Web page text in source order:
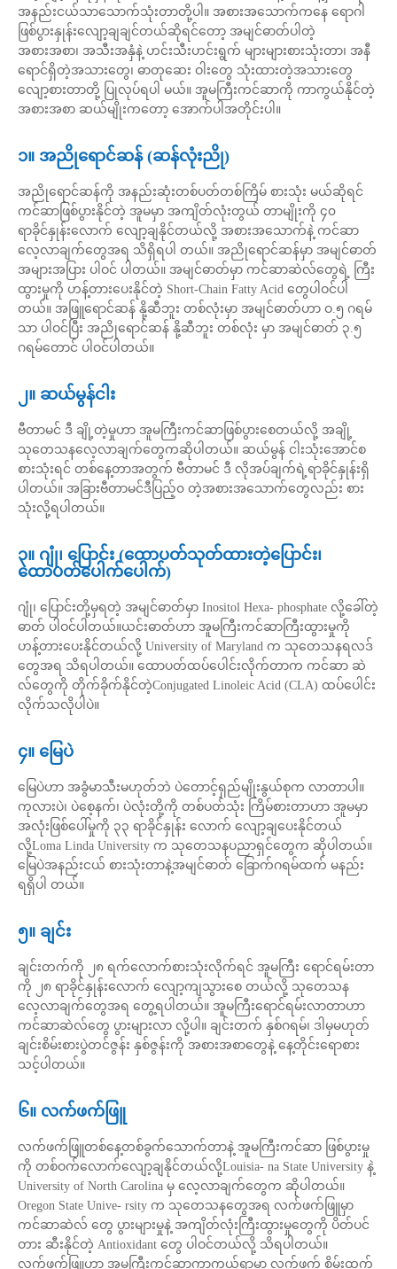
အနည်းငယ်သာသောက်သုံးတာတို့ပါ။ အစားအသောက်ကနေ ရောဂါ
ဖြစ်ပွားနှုန်းလျော့ချချင်တယ်ဆိုရင်တော့ အမျင်ဓာတ်ပါတဲ့
အစားအစာ၊ အသီးအနှံနဲ့ ဟင်းသီးဟင်းရွက် များများစားသုံးတာ၊ အနီ
ရောင်ရှိတဲ့အသားတွေ၊ ဓာတုဆေး ဝါးတွေ သုံးထားတဲ့အသားတွေ
လျော့စားတာတို့ ပြုလုပ်ရပါ မယ်။ အူမကြီးကင်ဆာကို ကာကွယ်နိုင်တဲ့
အစားအစာ ဆယ်မျိုးကတော့ အောက်ပါအတိုင်းပါ။
၁။ အညိုရောင်ဆန် (ဆန်လုံးညို)
အညိုရောင်ဆန်ကို အနည်းဆုံးတစ်ပတ်တစ်ကြိမ် စားသုံး မယ်ဆိုရင်
ကင်ဆာဖြစ်ပွားနိုင်တဲ့ အူမမှာ အကျိတ်လုံးတွယ် တာမျိုးကို ၄၀
ရာခိုင်နှုန်းလောက် လျော့ချနိုင်တယ်လို့ အစားအသောက်နဲ့ ကင်ဆာ
လေ့လာချက်တွေအရ သိရှိရပါ တယ်။ အညိုရောင်ဆန်မှာ အမျင်ဓာတ်
အများအပြား ပါဝင် ပါတယ်။ အမျင်ဓာတ်မှာ ကင်ဆာဆဲလ်တွေရဲ့ ကြီး
ထွားမှုကို ဟန့်တားပေးနိုင်တဲ့ Short-Chain Fatty Acid တွေပါဝင်ပါ
တယ်။ အဖြူရောင်ဆန် နို့ဆီဘူး တစ်လုံးမှာ အမျင်ဓာတ်ဟာ ဝ.၅ ဂရမ်
သာ ပါဝင်ပြီး အညိုရောင်ဆန် နို့ဆီဘူး တစ်လုံး မှာ အမျင်ဓာတ် ၃.၅
ဂရမ်တောင် ပါဝင်ပါတယ်။
၂။ ဆယ်မွန်ငါး
ဗီတာမင် ဒီ ချို့တဲ့မှုဟာ အူမကြီးကင်ဆာဖြစ်ပွားစေတယ်လို့ အချို့
သုတေသနလေ့လာချက်တွေကဆိုပါတယ်။ ဆယ်မွန် ငါးသုံးအောင်စ
စားသုံးရင် တစ်နေ့တာအတွက် ဗီတာမင် ဒီ လိုအပ်ချက်ရဲ့ရာခိုင်နှုန်းရှိ
ပါတယ်။ အခြားဗီတာမင်ဒီပြည့်၀ တဲ့အစားအသောက်တွေလည်း စား
သုံးလို့ရပါတယ်။
၃။ ဂျုံ၊ ပြောင်း (ထောပတ်သုတ်ထားတဲ့ပြောင်း၊
ထောပတ်ပေါက်ပေါက်)
ဂျုံ၊ ပြောင်းတို့မှရတဲ့ အမျင်ဓာတ်မှာ Inositol Hexa- phosphate လို့ခေါ်တဲ့
ဓာတ် ပါဝင်ပါတယ်။ယင်းဓာတ်ဟာ အူမကြီးကင်ဆာကြီးထွားမှုကို
ဟန့်တားပေးနိုင်တယ်လို့ University of Maryland က သုတေသနရလဒ်
တွေအရ သိရပါတယ်။ ထောပတ်ထပ်ပေါင်းလိုက်တာက ကင်ဆာ ဆဲ
လ်တွေကို တိုက်ခိုက်နိုင်တဲ့Conjugated Linoleic Acid (CLA) ထပ်ပေါင်း
လိုက်သလိုပါပဲ။
၄။ မြေပဲ
မြေပဲဟာ အခွံမာသီးမဟုတ်ဘဲ ပဲတောင့်ရှည်မျိုးနွယ်စုက လာတာပါ။
ကုလားပဲ၊ ပဲစေ့နက်၊ ပဲလုံးတို့ကို တစ်ပတ်သုံး ကြိမ်စားတာဟာ အူမမှာ
အလုံးဖြစ်ပေါ်မှုကို ၃၃ ရာခိုင်နှုန်း လောက် လျော့ချပေးနိုင်တယ်
လို့Loma Linda University က သုတေသနပညာရှင်တွေက ဆိုပါတယ်။
မြေပဲအနည်းငယ် စားသုံးတာနဲ့အမျင်ဓာတ် ခြောက်ဂရမ်ထက် မနည်း
ရရှိပါ တယ်။
၅။ ချင်း
ချင်းတက်ကို ၂၈ ရက်လောက်စားသုံးလိုက်ရင် အူမကြီး ရောင်ရမ်းတာ
ကို ၂၈ ရာခိုင်နှုန်းလောက် လျော့ကျသွားစေ တယ်လို့ သုတေသန
လေ့လာချက်တွေအရ တွေ့ရပါတယ်။ အူမကြီးရောင်ရမ်းလာတာဟာ
ကင်ဆာဆဲလ်တွေ ပွားများလာ လို့ပါ။ ချင်းတက် နှစ်ဂရမ်၊ ဒါမှမဟုတ်
ချင်းစိမ်းစားပွဲတင်ဇွန်း နှစ်ဇွန်းကို အစားအစာတွေနဲ့ နေ့တိုင်းရောစား
သင့်ပါတယ်။
၆။ လက်ဖက်ဖြူ
လက်ဖက်ဖြူတစ်နေ့တစ်ခွက်သောက်တာနဲ့ အူမကြီးကင်ဆာ ဖြစ်ပွားမှု
ကို တစ်ဝက်လောက်လျော့ချနိုင်တယ်လို့Louisia- na State University နဲ့
University of North Carolina မှ လေ့လာချက်တွေက ဆိုပါတယ်။
Oregon State Unive- rsity က သုတေသနတွေအရ လက်ဖက်ဖြူမှာ
ကင်ဆာဆဲလ် တွေ ပွားများမှုနဲ့ အကျိတ်လုံးကြီးထွားမှုတွေကို ပိတ်ပင်
တား ဆီးနိုင်တဲ့ Antioxidant တွေ ပါဝင်တယ်လို့ သိရပါတယ်။
လက်ဖက်ဖြူဟာ အူမကြီးကင်ဆာကာကွယ်ရာမှာ လက်ဖက် စိမ်းထက်